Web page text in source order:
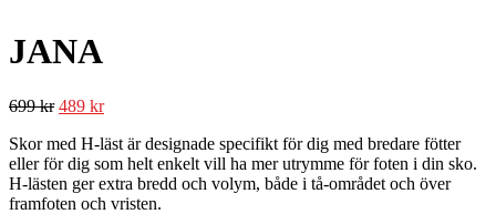
JANA
699kr 489 kr
Skor med H-läst är designade specifikt för dig med bredare fötter
eller för dig som helt enkelt vill ha mer utrymme för foten i din sko.
H-lästen ger extra bredd och volym, både i tå-området och över
framfoten och vristen.